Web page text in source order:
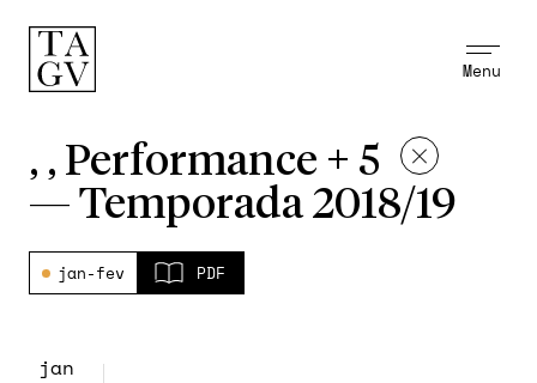
Menu
, , Performance + 5
— Temporada 2018/19
jan-fev PDF
jan